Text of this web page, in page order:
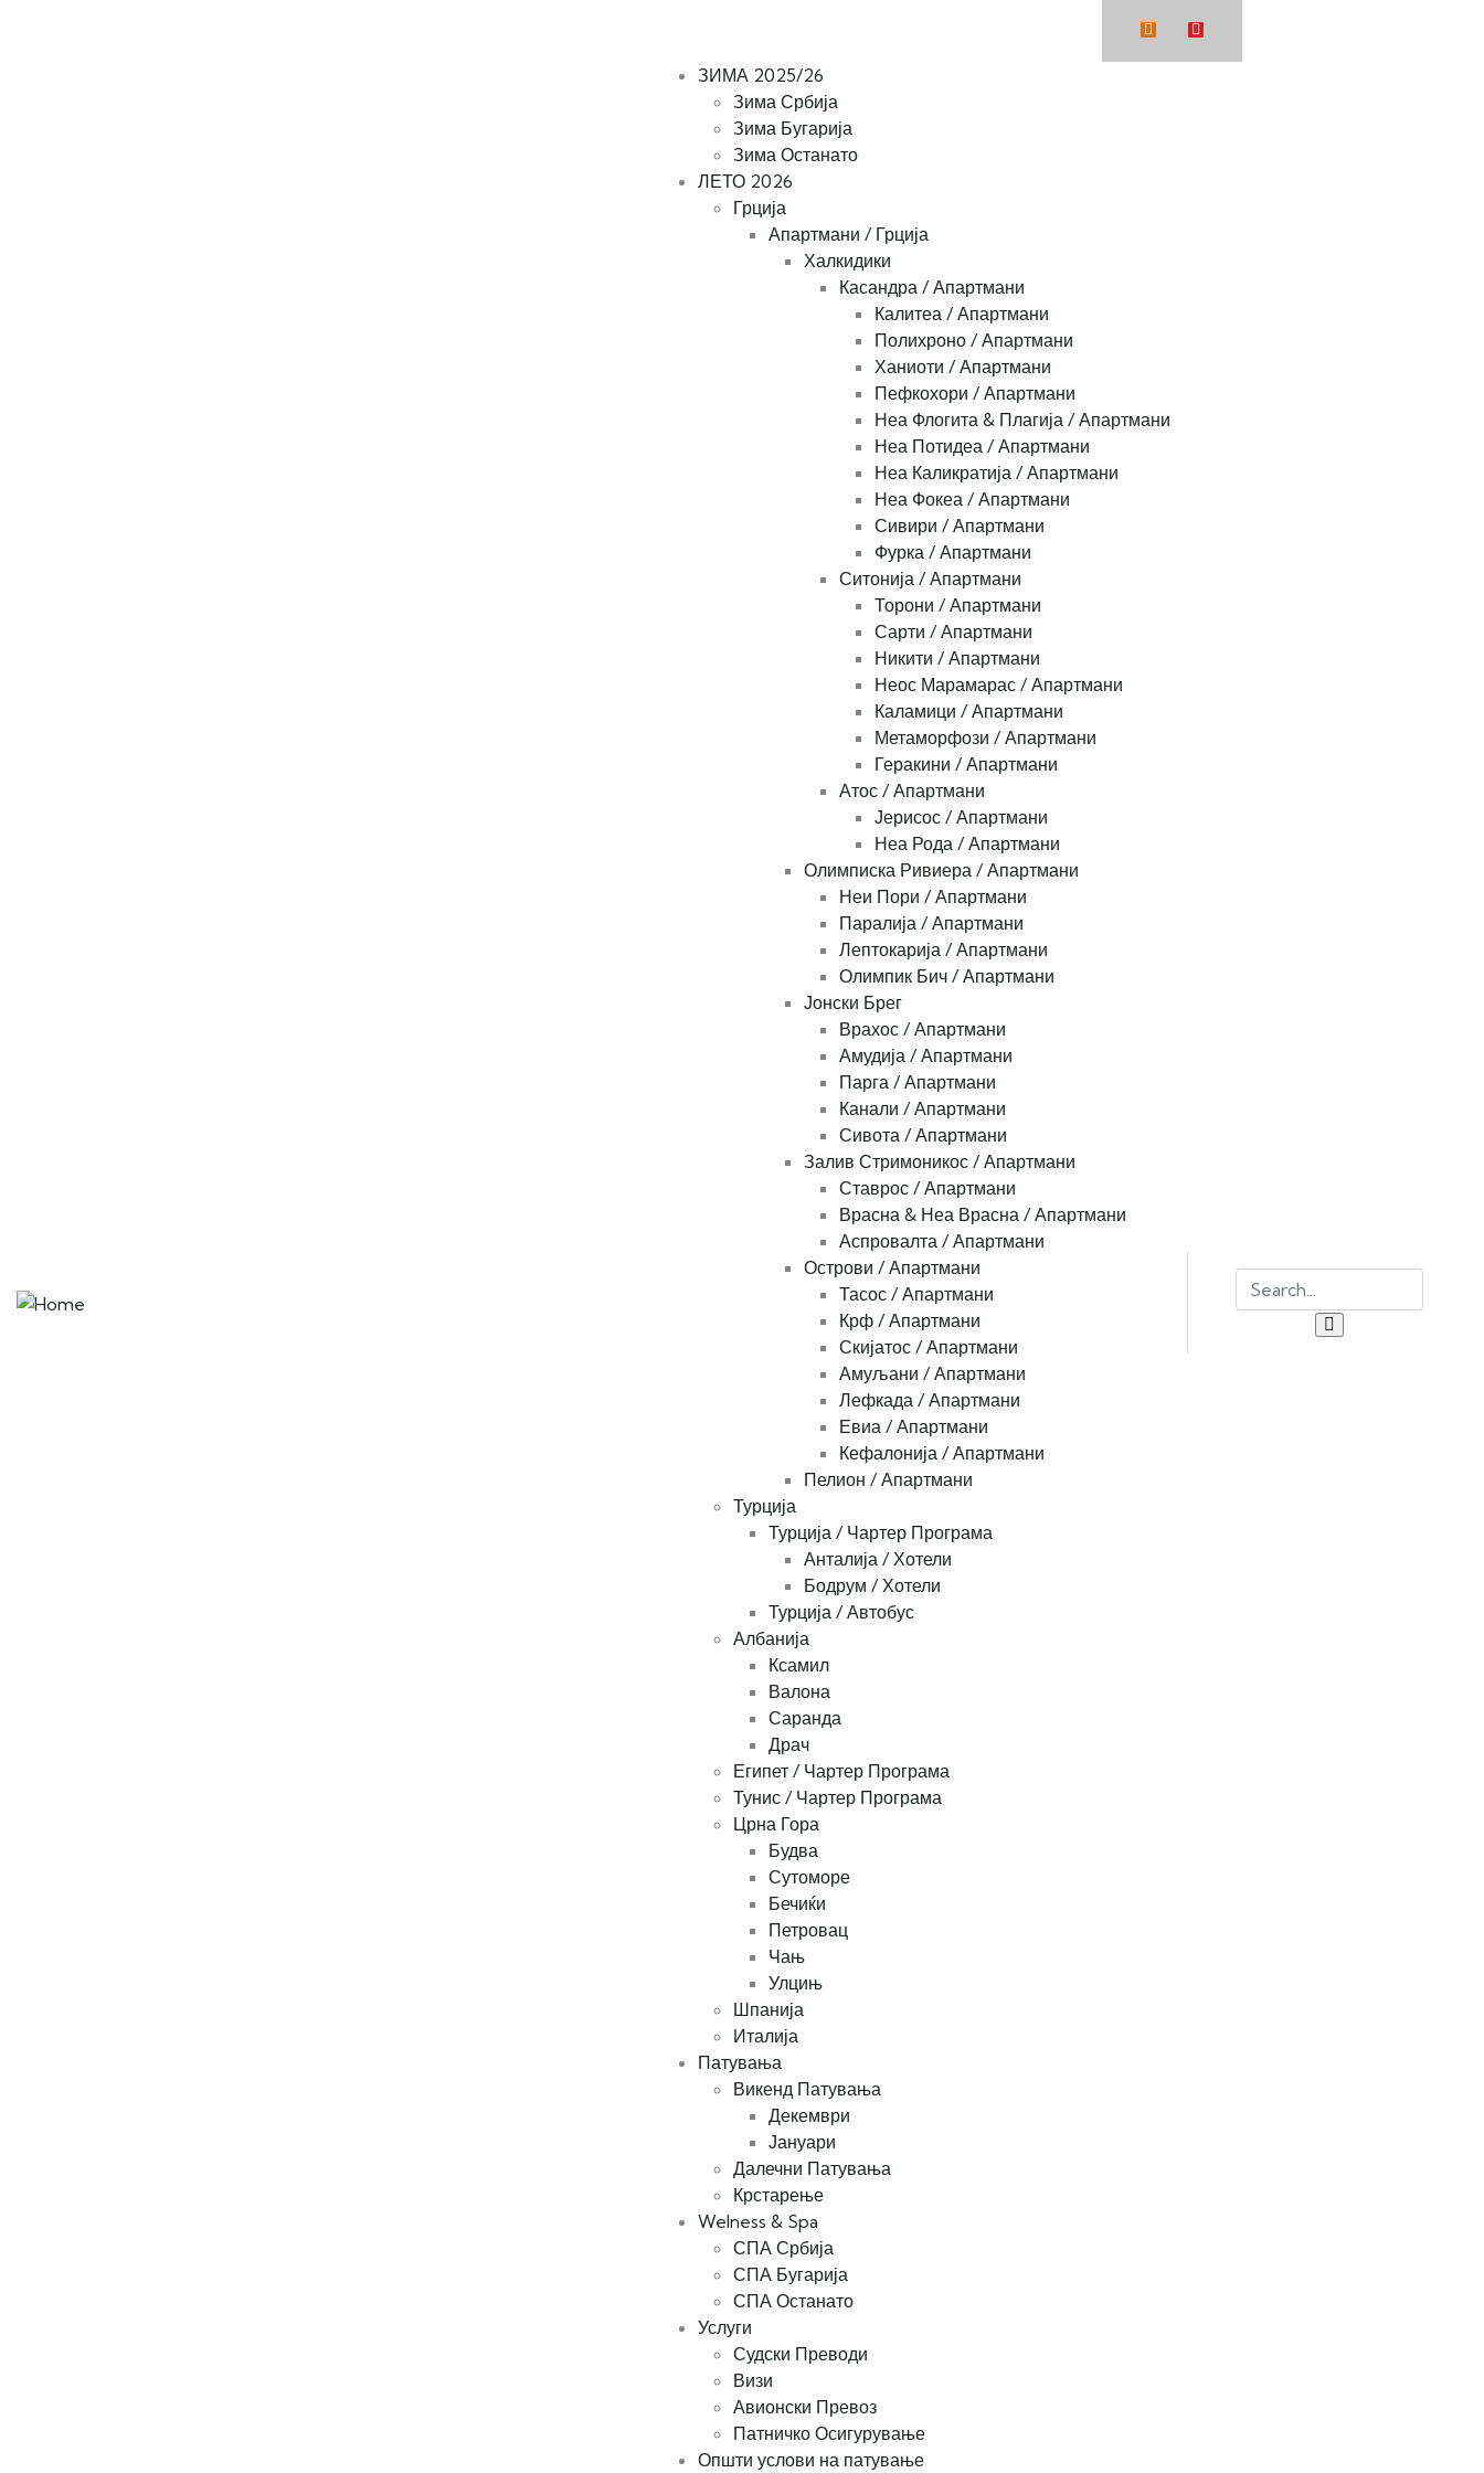
ЗИМА 2025/26
Зима Србија
Зима Бугарија
Зима Останато
ЛЕТО 2026
Грција
Апартмани / Грција
Халкидики
Касандра / Апартмани
Калитеа / Апартмани
Полихроно / Апартмани
Ханиоти / Апартмани
Пефкохори / Апартмани
Неа Флогита & Плагија / Апартмани
Неа Потидеа / Апартмани
Неа Каликратија / Апартмани
Неа Фокеа / Апартмани
Сивири / Апартмани
Фурка / Апартмани
Ситонија / Апартмани
Торони / Апартмани
Сарти / Апартмани
Никити / Апартмани
Неос Марамарас / Апартмани
Каламици / Апартмани
Метаморфози / Апартмани
Геракини / Апартмани
Атос / Апартмани
Јерисос / Апартмани
Неа Рода / Апартмани
Олимписка Ривиера / Апартмани
Неи Пори / Апартмани
Паралија / Апартмани
Лептокарија / Апартмани
Олимпик Бич / Апартмани
Јонски Брег
Врахос / Апартмани
Амудија / Апартмани
Парга / Апартмани
Канали / Апартмани
Сивота / Апартмани
Залив Стримоникос / Апартмани
Ставрос / Апартмани
Врасна & Неа Врасна / Апартмани
Аспровалта / Апартмани
Острови / Апартмани
Тасос / Апартмани
Крф / Апартмани
Скијатос / Апартмани
Амуљани / Апартмани
Лефкада / Апартмани
Евиа / Апартмани
Кефалонија / Апартмани
Пелион / Апартмани
Турција
Турција / Чартер Програма
Анталија / Хотели
Бодрум / Хотели
Турција / Автобус
Албанија
Ксамил
Валона
Саранда
Драч
Египет / Чартер Програма
Тунис / Чартер Програма
Црна Гора
Будва
Сутоморе
Бечиќи
Петровац
Чањ
Улцињ
Шпанија
Италија
Патувања
Викенд Патувања
Декември
Јануари
Далечни Патувања
Крстарење
Welness & Spa
СПА Србија
СПА Бугарија
СПА Останато
Услуги
Судски Преводи
Визи
Авионски Превоз
Патничко Осигурување
Општи услови на патување